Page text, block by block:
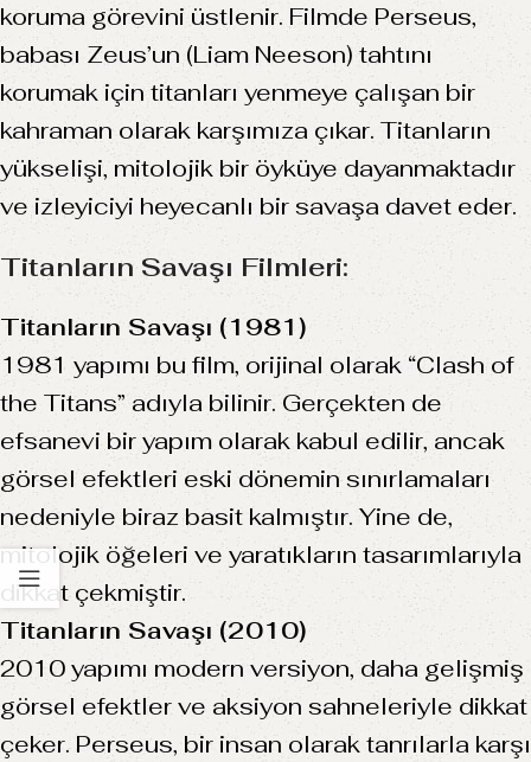
koruma görevini üstlenir. Filmde Perseus,
babası Zeus’un (Liam Neeson) tahtını
korumak için titanları yenmeye çalışan bir
kahraman olarak karşımıza çıkar. Titanların
yükselişi, mitolojik bir öyküye dayanmaktadır
ve izleyiciyi heyecanlı bir savaşa davet eder.
Titanların Savaşı Filmleri:
Titanların Savaşı (1981)
1981 yapımı bu film, orijinal olarak “Clash of
the Titans” adıyla bilinir. Gerçekten de
efsanevi bir yapım olarak kabul edilir, ancak
görsel efektleri eski dönemin sınırlamaları
nedeniyle biraz basit kalmıştır. Yine de,
mitolojik öğeleri ve yaratıkların tasarımlarıyla
dikkat çekmiştir.
Titanların Savaşı (2010)
2010 yapımı modern versiyon, daha gelişmiş
görsel efektler ve aksiyon sahneleriyle dikkat
çeker. Perseus, bir insan olarak tanrılarla karşı